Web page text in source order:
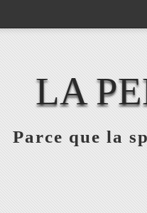
LA
Parce que la